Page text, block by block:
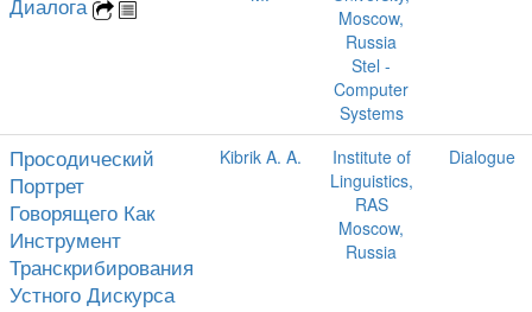
Диалога
Moscow,
Russia
Stel -
Computer
Systems
Просодический
Портрет
Говорящего Как
Инструмент
Транскрибирования
Устного Дискурса
Kibrik A. A.
Institute of
Linguistics,
RAS
Moscow,
Russia
Dialogue